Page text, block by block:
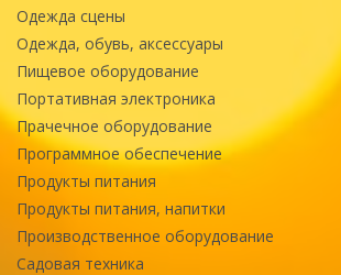
Одежда сцены
Одежда, обувь, аксессуары
Пищевое оборудование
Портативная электроника
Прачечное оборудование
Программное обеспечение
Продукты питания
Продукты питания, напитки
Производственное оборудование
Садовая техника